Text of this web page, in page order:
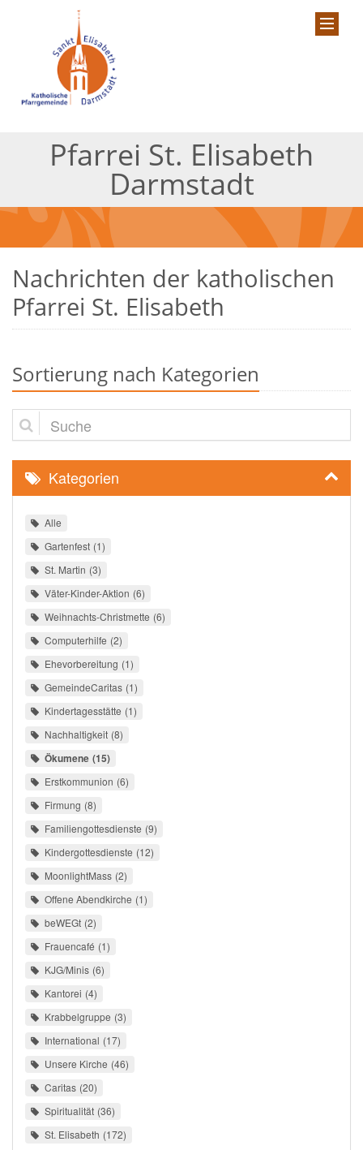
Pfarrei St. Elisabeth
Darmstadt
Nachrichten der katholischen
Pfarrei St. Elisabeth
Sortierung nach Kategorien
Suche
Kategorien
Alle
Gartenfest 1
St. Martin 3
Väter-Kinder-Aktion 6
Weihnachts-Christmette 6
Computerhilfe 2
Ehevorbereitung 1
GemeindeCaritas 1
Kindertagesstätte 1
Nachhaltigkeit 8
Ökumene 15
Erstkommunion 6
Firmung 8
Familiengottesdienste 9
Kindergottesdienste 12
MoonlightMass 2
Offene Abendkirche 1
beWEGt 2
Frauencafé 1
KJG/Minis 6
Kantorei 4
Krabbelgruppe 3
International 17
Unsere Kirche 46
Caritas 20
Spiritualität 36
St. Elisabeth 172